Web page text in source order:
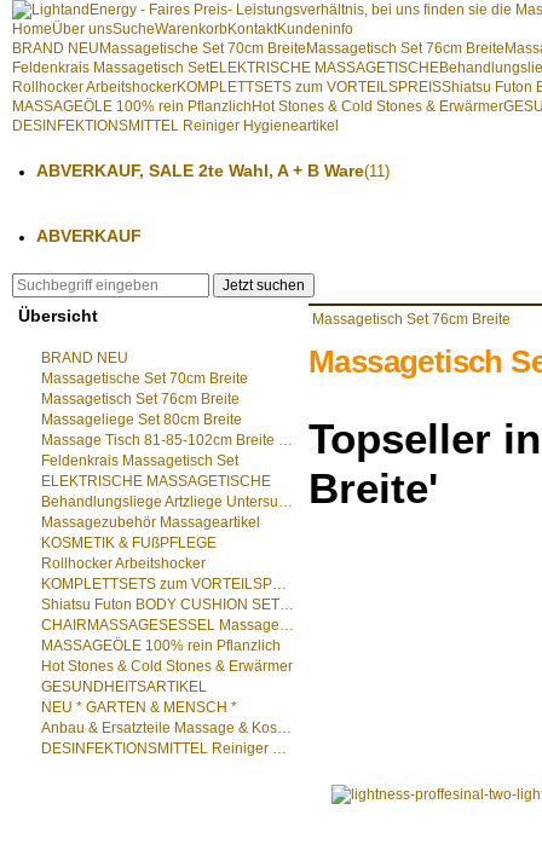
HomeÜber unsSucheWarenkorbKontaktKundeninfo
BRAND NEU Massagetische Set 70cm Breite Massagetisch Set 76cm Breite
Feldenkrais Massagetisch SetELEKTRISCHE MASSAGETISCHE
Rollhocker ArbeitshockerKOMPLETTSETS zum VORTEILSPREISShiatsu Futon
MASSAGEÖLE 100% rein Pflanzlich Hot Stones & Cold Stones & Erwärmer
DESINFEKTIONSMITTEL Reiniger Hygieneartikel
ABVERKAUF, SALE 2te Wahl, A + B Ware(11)
ABVERKAUF
Jetzt suchen
Übersicht
BRAND NEU
Massagetische Set 70cm Breite
Massagetisch Set 76cm Breite
Massageliege Set 80cm Breite
Massage Tisch 81-85-102cm Breite 202cm Länge
Feldenkrais Massagetisch Set
ELEKTRISCHE MASSAGETISCHE
Behandlungsliege Artzliege Untersuchungsliege
Massagezubehör Massageartikel
KOSMETIK & FUßPFLEGE
Rollhocker Arbeitshocker
KOMPLETTSETS zum VORTEILSPREIS
Shiatsu Futon BODY CUSHION SET Bodycushion
CHAIRMASSAGESESSEL Massagestuhl Chairmassage Set
MASSAGEÖLE 100% rein Pflanzlich
Hot Stones & Cold Stones & Erwärmer
GESUNDHEITSARTIKEL
NEU * GARTEN & MENSCH *
Anbau & Ersatzteile Massage & Kosmetik
DESINFEKTIONSMITTEL Reiniger Hygieneartikel
Massagetisch Set 76cm Breite
Massagetisch
Topseller
Breite'